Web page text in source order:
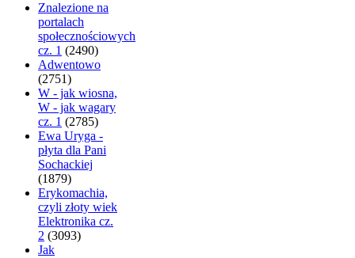
Znalezione na
portalach
społecznościowych
cz. 1 (2490)
Adwentowo
(2751)
W - jak wiosna,
W - jak wagary
cz. 1 (2785)
Ewa Uryga -
płyta dla Pani
Sochackiej
(1879)
Erykomachia,
czyli złoty wiek
Elektronika cz.
2 (3093)
Jak